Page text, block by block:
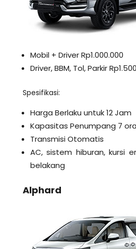
Mobil + Driver Rp1.000.000
Driver, BBM, Tol, Parkir
Spesifikasi:
Harga Berlaku untuk 12 Jam
Kapasitas Penumpang 7
Transmisi Otomatis
AC, sistem hiburan, kursi
belakang
Alphard